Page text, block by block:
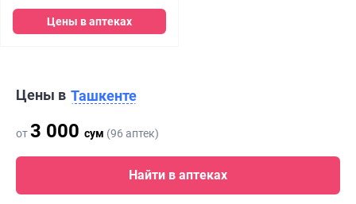
Цены в аптеках
Цены в Ташкенте
от3 000 сум (96 аптек)
Найти в аптеках